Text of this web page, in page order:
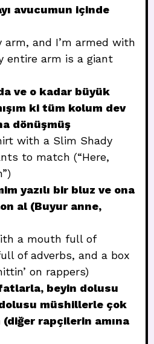
avucumun içinde
arm, and I’m armed with
entire arm is a giant
ve o kadar büyük
ki tüm kolum dev
dönüşmüş
with a Slim Shady
to match (“Here,
yazılı bir bluz ve ona
al (Buyur anne,
a mouth full of
of adverbs, and a box
on rappers)
beyin dolusu
müshillerle çok
(diğer rapçilerin amına